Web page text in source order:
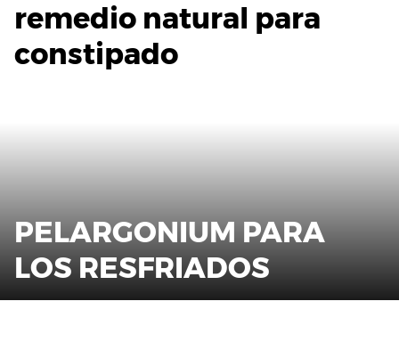
remedio natural para
constipado
PELARGONIUM PARA
LOS RESFRIADOS